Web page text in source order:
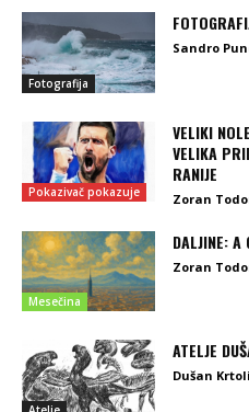
Fotografija
Sandro
Pokazivač pokazuje
VELIKI
VELIKA
RANIJE
Zoran
Mesečina
DALJINE: A
Zoran
ATELJE
Dušan